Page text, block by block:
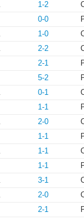
1-2
0-0
1-0
2-2
2-1
5-2
0-1
1-1
2-0
1-1
1-1
1-1
3-1
2-0
2-1